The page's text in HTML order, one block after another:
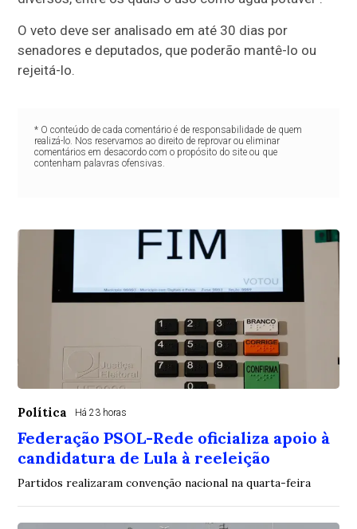
O veto deve ser analisado em até 30 dias por
senadores e deputados, que poderão mantê-lo ou
rejeitá-lo.
* O conteúdo de cada comentário é de responsabilidade de quem
realizá-lo. Nos reservamos ao direito de reprovar ou eliminar
comentários em desacordo com o propósito do site ou que
contenham palavras ofensivas.
Política Há 23 horas
Federação PSOL-Rede oficializa apoio à
candidatura de Lula à reeleição
Partidos realizaram convenção nacional na quarta-feira